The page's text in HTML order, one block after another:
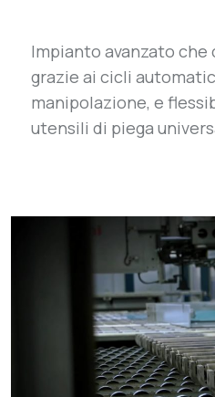
Impianto avanzato che
grazie ai cicli
manipolazione, e
utensili di piega